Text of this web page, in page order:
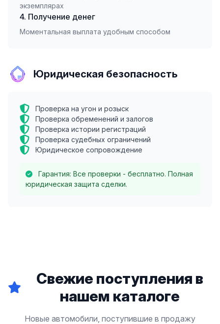
экземплярах
4. Получение денег
Моментальная выплата удобным способом
Юридическая безопасность
Проверка на угон и розыск
Проверка обременений и залогов
Проверка истории регистраций
Проверка судебных ограничений
Юридическое сопровождение
Гарантия: Все проверки - бесплатно. Полная
юридическая защита сделки.
Свежие поступления в
нашем каталоге
Новые автомобили, поступившие в продажу